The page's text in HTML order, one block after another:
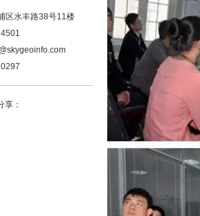
区水丰路38号11楼
享：